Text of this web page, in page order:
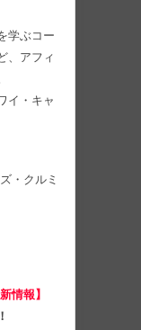
学ぶコー
、アフィ
イ・キャ
・クルミ
情報】